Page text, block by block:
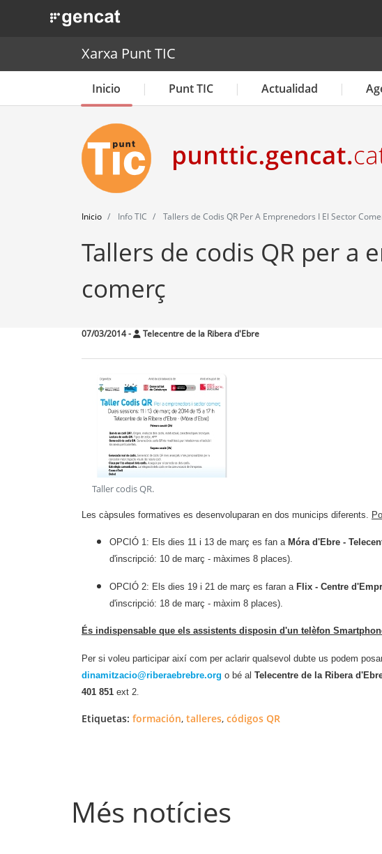
. Obre en una nova finestra.
Xarxa Punt TIC
Inicio Punt TIC Actualidad
Inicio Info TIC Tallers de Codis QR Per A Emprenedors I El Sector
Tallers de codis QR per a
comerç
07/03/2014- Telecentre de la Ribera d'Ebre
Taller codis QR.
Les càpsules formatives es desenvoluparan en dos municips diferents. Po
OPCIÓ 1: Els dies 11 i 13 de març es fan a Móra d'Ebre -
d'inscripció: 10 de març - màximes 8 places).
OPCIÓ 2: Els dies 19 i 21 de març es faran a Flix - Centre
d'inscripció: 18 de març - màxim 8 places).
És indispensable que els assistents disposin d'un telèfon
Per si voleu participar així com per aclarir qualsevol dubte us podem
dinamitzacio@riberaebrebre.org o bé al Telecentre de la Ribera
401 851 ext 2
Etiquetas: formación, talleres, códigos QR
Més notícies